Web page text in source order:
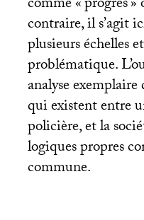
contraire, il s’agit
plusieurs échelles
problématique.
analyse
qui existent entre
policière, et la
logiques propres
commune.